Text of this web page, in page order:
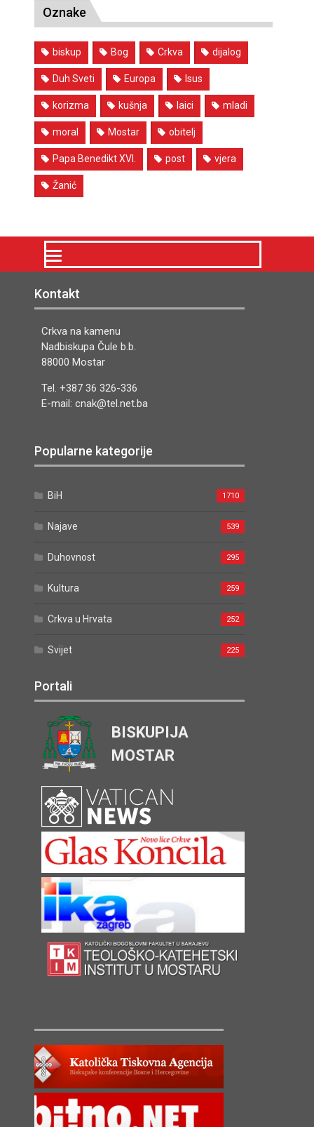
Oznake
biskup Bog Crkva dijalog
Duh Sveti Europa Isus
korizma kušnja laici mladi
moral Mostar obitelj
Papa Benedikt XVI. post vjera
Žanić
Kontakt
Crkva na kamenu
Nadbiskupa Čule b.b.
88000 Mostar
Tel. +387 36 326-336
E-mail: cnak@tel.net.ba
Popularne kategorije
BiH 1710
Najave 539
Duhovnost 295
Kultura 259
Crkva u Hrvata 252
Svijet 225
Portali
BISKUPIJA
MOSTAR